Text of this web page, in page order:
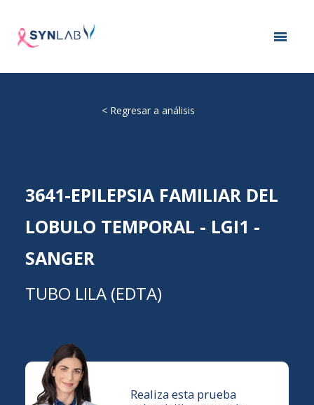
< Regresar a análisis
3641-EPILEPSIA FAMILIAR DEL
LOBULO TEMPORAL - LGI1 -
SANGER
TUBO LILA (EDTA)
Realiza esta prueba